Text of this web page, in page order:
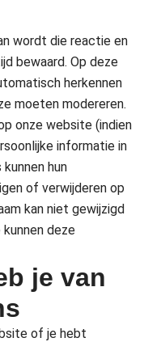
wordt die reactie en
bewaard. Op deze
herkennen
moeten modereren.
onze website (indien
informatie in
hun
of verwijderen op
kan niet gewijzigd
deze
je van
of je hebt